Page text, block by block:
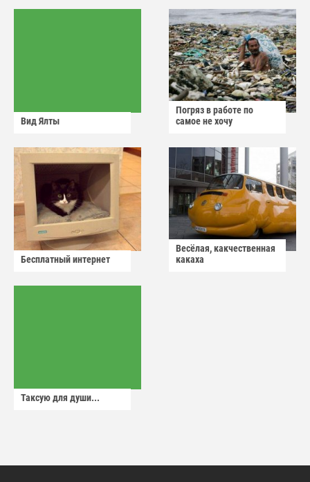
Вид Ялты
Погряз в работе по
самое не хочу
Бесплатный интернет
Весёлая, какчественная
какаха
Таксую для души...